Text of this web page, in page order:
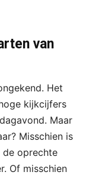
van
Het
kijkcijfers
Maar
Misschien is
de oprechte
Of misschien